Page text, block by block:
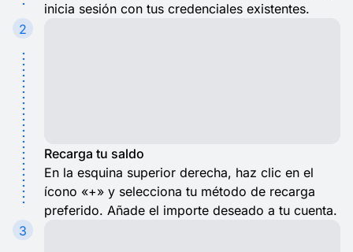
inicia sesión con tus credenciales existentes.
2
Recarga tu saldo
En la esquina superior derecha, haz clic en el
ícono «+» y selecciona tu método de recarga
preferido. Añade el importe deseado a tu cuenta.
3